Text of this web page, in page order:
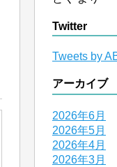
Twitter
Tweets by
アーカイブ
2026年6月
2026年5月
2026年4月
2026年3月